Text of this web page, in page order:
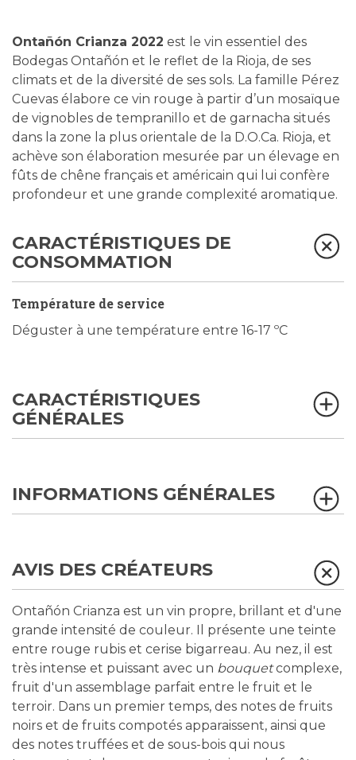
Ontañón Crianza 2022 est le vin essentiel des
Bodegas Ontañón et le reflet de la Rioja, de ses
climats et de la diversité de ses sols. La famille Pérez
Cuevas élabore ce vin rouge à partir d’un mosaïque
de vignobles de tempranillo et de garnacha situés
dans la zone la plus orientale de la D.O.Ca. Rioja, et
achève son élaboration mesurée par un élevage en
fûts de chêne français et américain qui lui confère
profondeur et une grande complexité aromatique.
CARACTÉRISTIQUES DE
CONSOMMATION
Température de service
Déguster à une température entre 16-17 ºC
CARACTÉRISTIQUES
GÉNÉRALES
INFORMATIONS GÉNÉRALES
AVIS DES CRÉATEURS
Ontañón Crianza est un vin propre, brillant et d'une
grande intensité de couleur. Il présente une teinte
entre rouge rubis et cerise bigarreau. Au nez, il est
très intense et puissant avec un bouquetcomplexe,
fruit d'un assemblage parfait entre le fruit et le
terroir. Dans un premier temps, des notes de fruits
noirs et de fruits compotés apparaissent, ainsi que
des notes truffées et de sous-bois qui nous